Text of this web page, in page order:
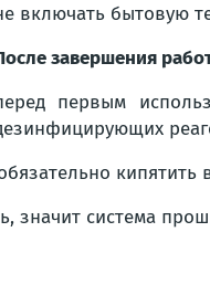
включать бытовую
завершения
первым
кипятить
значит система